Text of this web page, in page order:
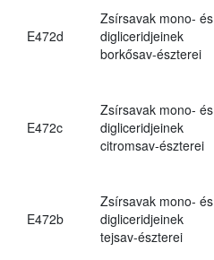
E472d
Zsírsavak mono- és
digliceridjeinek
borkősav-észterei
E472c
Zsírsavak mono- és
digliceridjeinek
citromsav-észterei
E472b
Zsírsavak mono- és
digliceridjeinek
tejsav-észterei